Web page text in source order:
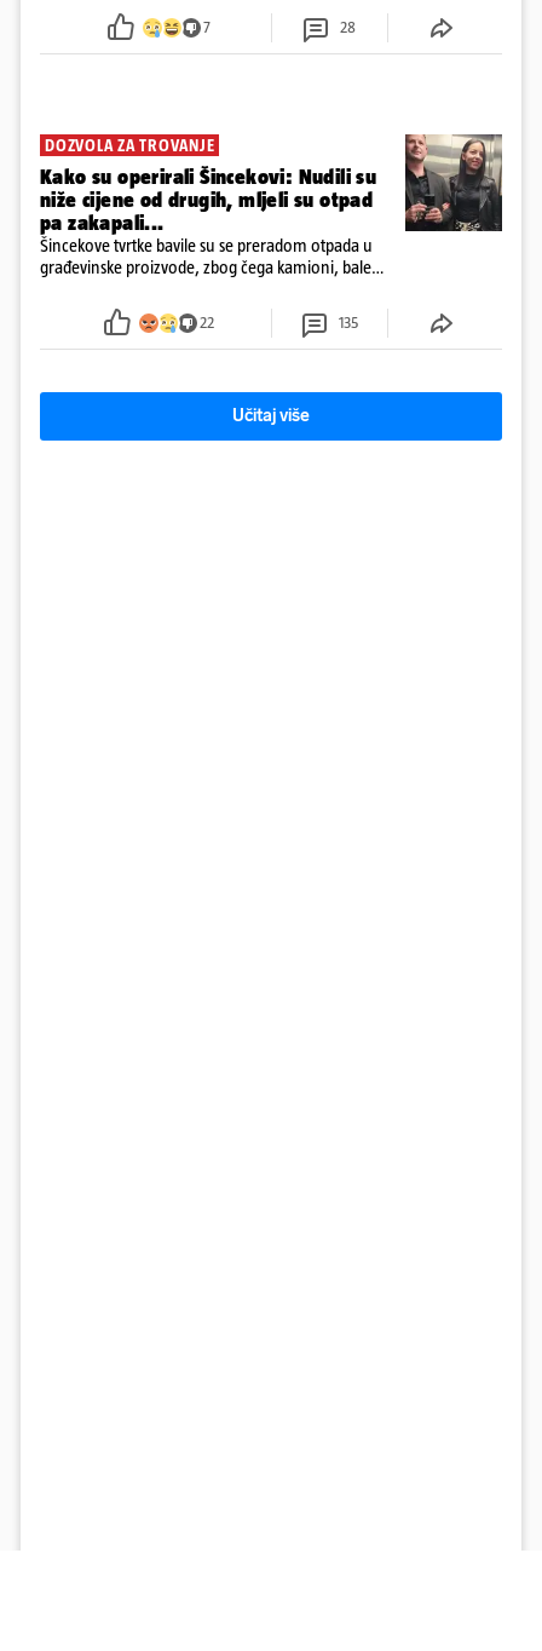
7 28
DOZVOLA ZA TROVANJE
Kako su operirali Šincekovi: Nudili su
niže cijene od drugih, mljeli su otpad
pa zakapali...
Šincekove tvrtke bavile su se preradom otpada u
građevinske proizvode, zbog čega kamioni, bale
22 135
Učitaj više